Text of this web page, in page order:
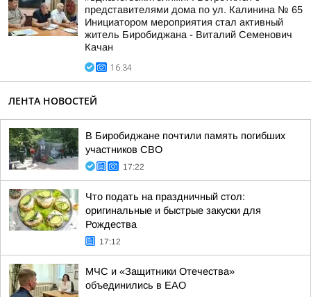
представителями дома по ул. Калинина № 65
Инициатором мероприятия стал активный
житель Биробиджана - Виталий Семенович
Качан
16:34
ЛЕНТА НОВОСТЕЙ
В Биробиджане почтили память погибших
участников СВО
17:22
Что подать на праздничный стол:
оригинальные и быстрые закуски для
Рождества
17:12
МЧС и «Защитники Отечества»
объединились в ЕАО